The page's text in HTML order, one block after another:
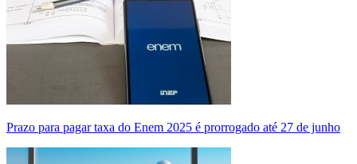
Prazo para pagar taxa do Enem 2025 é prorrogado até 27 de junho